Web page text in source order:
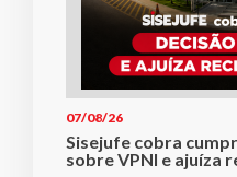
07/08/26
Sisejufe cobra
sobre VPNI e ajuíza